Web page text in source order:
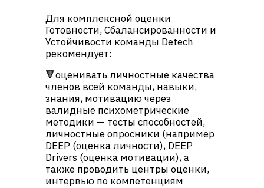
Для комплексной оценки
Готовности, Сбалансированности и
Устойчивости команды Detech
рекомендует:
🔻оценивать личностные качества
членов всей команды, навыки,
знания, мотивацию через
валидные психометрические
методики — тесты способностей,
личностные опросники (например
DEEP (оценка личности), DEEP
Drivers (оценка мотивации), а
также проводить центры оценки,
интервью по компетенциям